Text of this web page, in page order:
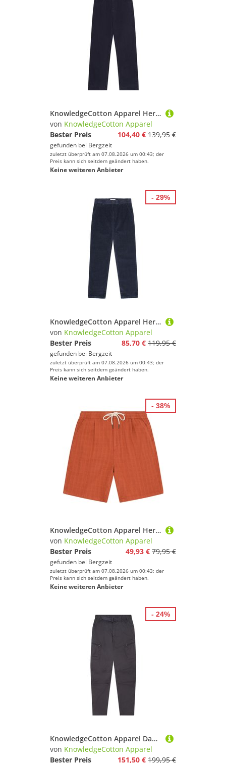
KnowledgeCotton Apparel Herren Flint 5-Pocket Raw Twill Hose
von KnowledgeCotton Apparel
Bester Preis
104,40 € 139,95 €
gefunden bei Bergzeit
zuletzt überprüft am 07.08.2026 um 00:43; der
Preis kann sich seitdem geändert haben.
Keine weiteren Anbieter
KnowledgeCotton Apparel Herren Chuck Corduroy Chino Hose
von KnowledgeCotton Apparel
Bester Preis
85,70 € 119,95 €
gefunden bei Bergzeit
zuletzt überprüft am 07.08.2026 um 00:43; der
Preis kann sich seitdem geändert haben.
Keine weiteren Anbieter
- 29%
KnowledgeCotton Apparel Herren Fig Structured Shorts
von KnowledgeCotton Apparel
Bester Preis
49,93 € 79,95 €
gefunden bei Bergzeit
zuletzt überprüft am 07.08.2026 um 00:43; der
Preis kann sich seitdem geändert haben.
Keine weiteren Anbieter
- 38%
KnowledgeCotton Apparel Damen Vent Ripstop 90 Lightweight Hose
von KnowledgeCotton Apparel
Bester Preis
151,50 € 199,95 €
- 24%